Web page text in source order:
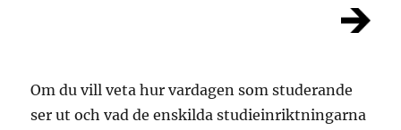
Om du vill veta hur vardagen som studerande
ser ut och vad de enskilda studieinriktningarna